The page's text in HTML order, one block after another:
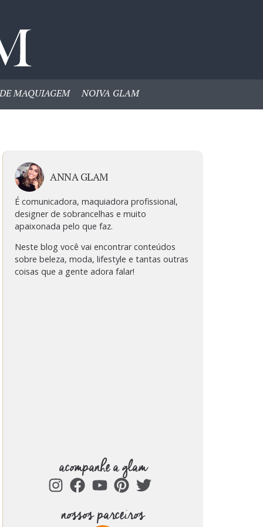
MAQUIAGEM NOIVA GLAM
ANNA GLAM
É comunicadora, maquiadora profissional,
designer de sobrancelhas e muito
apaixonada pelo que faz.
Neste blog você vai encontrar conteúdos
sobre beleza, moda, lifestyle e tantas outras
coisas que a gente adora falar!
acompanhe a glam
nossos parceiros